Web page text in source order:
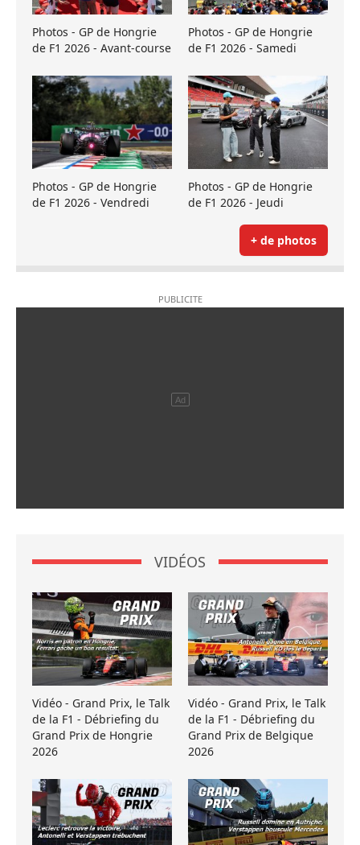
Photos - GP de Hongrie
de F1 2026 - Avant-course
Photos - GP de Hongrie
de F1 2026 - Samedi
Photos - GP de Hongrie
de F1 2026 - Vendredi
Photos - GP de Hongrie
de F1 2026 - Jeudi
+ de photos
VIDÉOS
Vidéo - Grand Prix, le Talk
de la F1 - Débriefing du
Grand Prix de Hongrie
2026
Vidéo - Grand Prix, le Talk
de la F1 - Débriefing du
Grand Prix de Belgique
2026